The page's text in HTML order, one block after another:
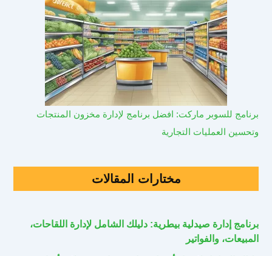
برنامج للسوبر ماركت: افضل برنامج لإدارة مخزون المنتجات
وتحسين العمليات التجارية
مختارات المقالات
برنامج إدارة صيدلية بيطرية: دليلك الشامل لإدارة اللقاحات،
المبيعات، والفواتير